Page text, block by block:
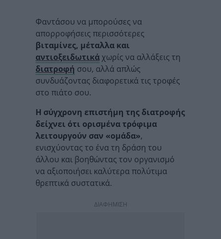
Φαντάσου να μπορούσες να
απορροφήσεις περισσότερες
βιταμίνες, μέταλλα και
αντιοξειδωτικάχωρίς να αλλάξεις τη
διατροφή σου, αλλά απλώς
συνδυάζοντας διαφορετικά τις τροφές
στο πιάτο σου.
Η σύγχρονη επιστήμη της διατροφής
δείχνει ότι ορισμένα τρόφιμα
λειτουργούν σαν «ομάδα»,
ενισχύοντας το ένα τη δράση του
άλλου και βοηθώντας τον οργανισμό
να αξιοποιήσει καλύτερα πολύτιμα
θρεπτικά συστατικά.
ΔΙΑΦΗΜΙΣΗ